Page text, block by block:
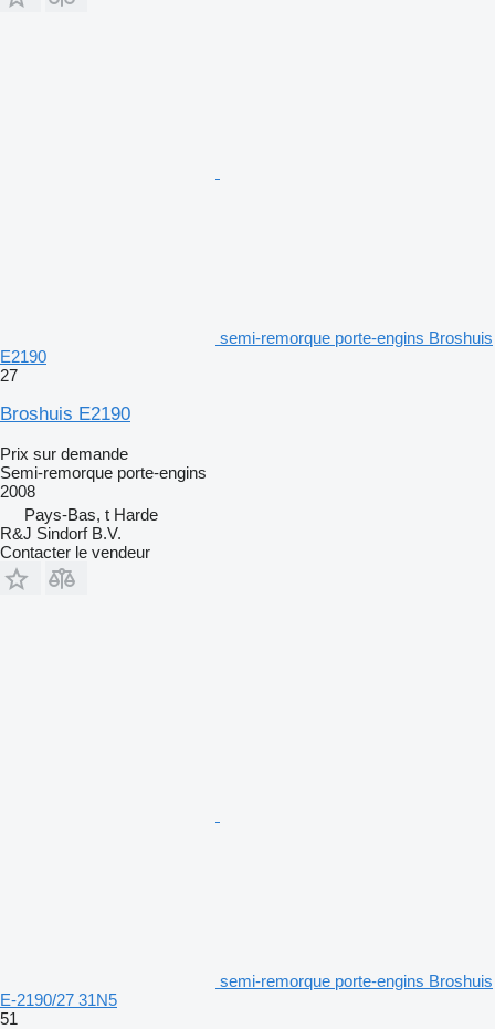
semi-remorque porte-engins Broshuis
E2190
27
Broshuis E2190
Prix sur demande
Semi-remorque porte-engins
2008
Pays-Bas, t Harde
R&J Sindorf B.V.
Contacter le vendeur
semi-remorque porte-engins Broshuis
E-2190/27 31N5
51